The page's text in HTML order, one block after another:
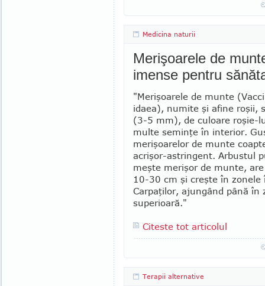
Medicina naturii
Merişoarele de
imense pentru
"Merişoarele de munte
idaea), numite şi afine roşii,
(3-5 mm), de culoare roşie-
multe seminţe în interior.
merişoarelor de munte
acrişor-astringent. Arbus­tul
meş­te merişor de munte,
10-30 cm şi creş­te în zonele
Carpaţilor, ajungând până în
superioară."
Citeste tot articolul
Terapii alternative